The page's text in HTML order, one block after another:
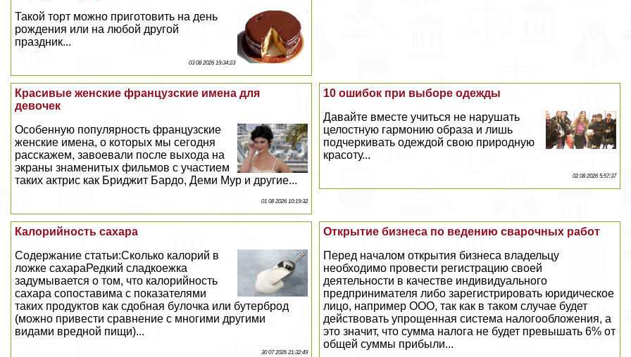
Такой торт можно приготовить на день
рождения или на любой другой
праздник...
03 08 2026 19:34:23
10 ошибок при выборе одежды
Давайте вместе учиться не нарушать
целостную гармонию образа и лишь
подчеркивать одеждой свою природную
красоту...
02 08 2026 5:57:37
Красивые женские французские имена для
девочек
Особенную популярность французские
женские имена, о которых мы сегодня
расскажем, завоевали после выхода на
экраны знаменитых фильмов с участием
таких актрис как Бриджит Бардо, Деми Мур и другие...
01 08 2026 10:19:32
Открытие бизнеса по ведению сварочных работ
Перед началом открытия бизнеса владельцу
необходимо провести регистрацию своей
деятельности в качестве индивидуального
предпринимателя либо зарегистрировать юридическое
лицо, например ООО, так как в таком случае будет
действовать упрощенная система налогообложения, а
это значит, что сумма налога не будет превышать 6% от
общей суммы прибыли...
Калорийность сахара
Содержание статьи:Сколько калорий в
ложке сахараРедкий сладкоежка
задумывается о том, что калорийность
сахара сопоставима с показателями
таких продуктов как сдобная булочка или бутерброд
(можно привести сравнение с многими другими
видами вредной пищи)...
30 07 2026 21:32:49